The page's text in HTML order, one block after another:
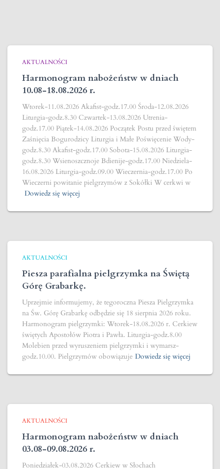
AKTUALNOŚCI
Harmonogram nabożeństw w dniach
10.08-18.08.2026 r.
Wtorek-11.08.2026 Akafist-godz.17.00 Środa-12.08.2026
Liturgia-godz.8.30 Czwartek-13.08.2026 Utrenia-
godz.17.00 Piątek-14.08.2026 Początek Postu przed świętem
Zaśnięcia Bogurodzicy Liturgia i Małe Poświęcenie Wody-
godz.8.30 Akafist-godz.17.00 Sobota-15.08.2026 Liturgia-
godz.8.30 Wsienoszcznoje Bdienije-godz.17.00 Niedziela-
16.08.2026 Liturgia-godz.09.00 Wieczernia-godz.17.00 Po
Wieczerni powitanie pielgrzymów z Sokółki W cerkwi w
Dowiedz się więcej
AKTUALNOŚCI
Piesza parafialna pielgrzymka na Świętą
Górę Grabarkę.
Uprzejmie informujemy, że tegoroczna Piesza Pielgrzymka
na Św. Górę Grabarkę odbędzie się 18 sierpnia 2026 roku.
Harmonogram pielgrzymki: Wtorek-18.08.2026 r. Cerkiew
świętych Apostołów Piotra i Pawła. Liturgia-godz.8.00
Molebien przed wyruszeniem pielgrzymki i wymarsz-
godz.10.00. Pielgrzymów obowiązuje Dowiedz się więcej
AKTUALNOŚCI
Harmonogram nabożeństw w dniach
03.08-09.08.2026 r.
Poniedziałek-03.08.2026 Cerkiew w Słochach